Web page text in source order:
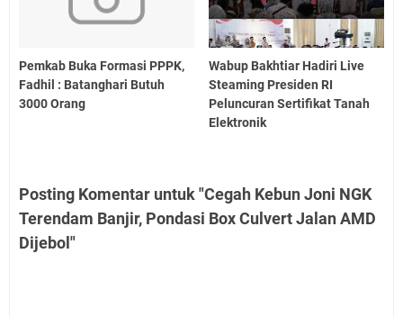
Pemkab Buka Formasi PPPK,
Fadhil : Batanghari Butuh
3000 Orang
Wabup Bakhtiar Hadiri Live
Steaming Presiden RI
Peluncuran Sertifikat Tanah
Elektronik
Posting Komentar untuk "Cegah Kebun Joni NGK
Terendam Banjir, Pondasi Box Culvert Jalan AMD
Dijebol"